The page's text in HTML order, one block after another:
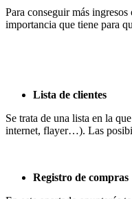
Para conseguir más
importancia que tiene para
Lista de clientes
Se trata de una lista en la
internet, flayer…). Las
Registro de compras